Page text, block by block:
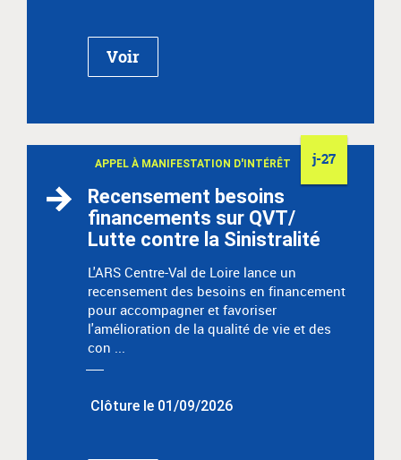
Voir
Recensement besoins
financements sur QVT/
Lutte contre la Sinistralité
APPEL À MANIFESTATION D'INTÉRÊT j-27
L'ARS Centre-Val de Loire lance un
recensement des besoins en financement
pour accompagner et favoriser
l'amélioration de la qualité de vie et des
con ...
Clôture le 01/09/2026